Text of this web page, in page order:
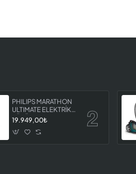
PHILIPS MARATHON
ULTIMATE ELEKTRİKLİ
SÜPÜRGE XB9125 07
19.949,00₺